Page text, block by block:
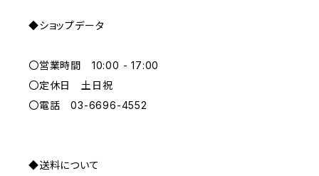
GRAY
◆ショップデータ
〇営業時間 10:00 - 17:00
〇定休日 土日祝
〇電話 03-6696-4552
◆送料について